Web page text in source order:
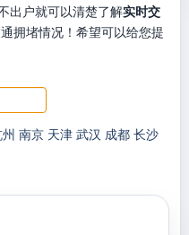
出户就可以清楚了解实时交
拥堵情况！希望可以给您提
南京 天津 武汉 成都 长沙